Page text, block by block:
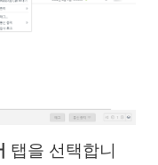
탭을 선택합니